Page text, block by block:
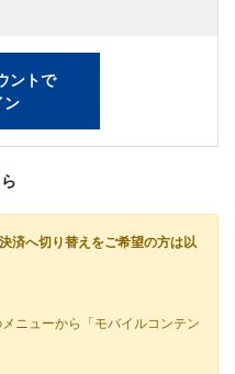
ントで
ン
済へ切り替えをご希望の方は以
ニューから「モバイルコンテン